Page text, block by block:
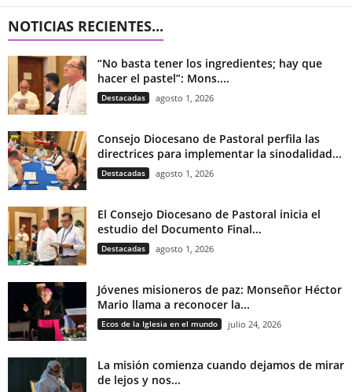
NOTICIAS RECIENTES...
“No basta tener los ingredientes; hay que
hacer el pastel”: Mons....
Destacadas agosto 1, 2026
Consejo Diocesano de Pastoral perfila las
directrices para implementar la sinodalidad...
Destacadas agosto 1, 2026
El Consejo Diocesano de Pastoral inicia el
estudio del Documento Final...
Destacadas agosto 1, 2026
Jóvenes misioneros de paz: Monseñor Héctor
Mario llama a reconocer la...
Ecos de la Iglesia en el mundo julio 24, 2026
La misión comienza cuando dejamos de mirar
de lejos y nos...